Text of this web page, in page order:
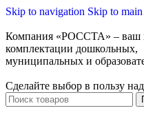
Skip to navigation Skip to
Компания «РОССТА» – ваш
комплектации дошкольных,
муниципальных и
Сделайте выбор в пользу